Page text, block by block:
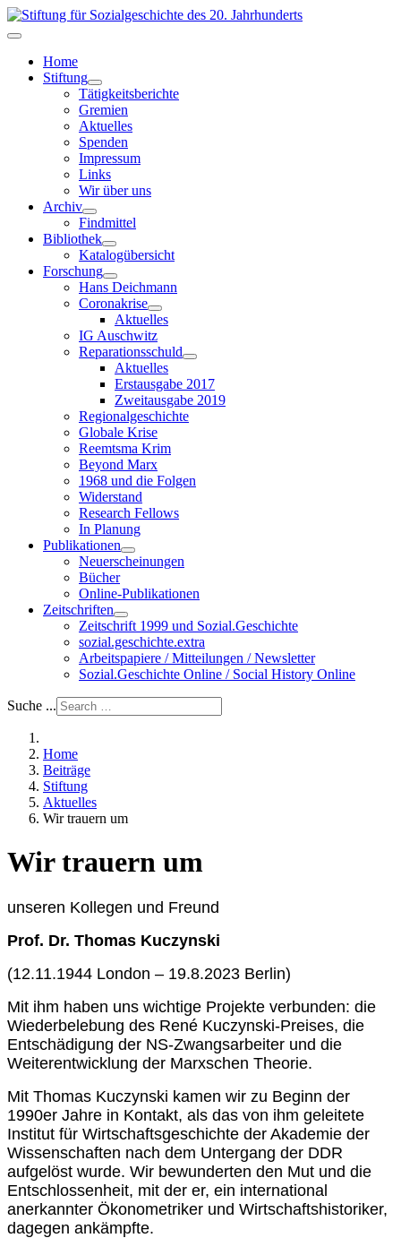
Home
Stiftung
Tätigkeitsberichte
Gremien
Aktuelles
Spenden
Impressum
Links
Wir über uns
Archiv
Findmittel
Bibliothek
Katalogübersicht
Forschung
Hans Deichmann
Coronakrise
Aktuelles
IG Auschwitz
Reparationsschuld
Aktuelles
Erstausgabe 2017
Zweitausgabe 2019
Regionalgeschichte
Globale Krise
Reemtsma Krim
Beyond Marx
1968 und die Folgen
Widerstand
Research Fellows
In Planung
Publikationen
Neuerscheinungen
Bücher
Online-Publikationen
Zeitschriften
Zeitschrift 1999 und Sozial.Geschichte
sozial.geschichte.extra
Arbeitspapiere / Mitteilungen / Newsletter
Sozial.Geschichte Online / Social History Online
Suche ...
Home
Beiträge
Stiftung
Aktuelles
Wir trauern um
Wir trauern um
unseren Kollegen und Freund
Prof. Dr. Thomas Kuczynski
(12.11.1944 London – 19.8.2023 Berlin)
Mit ihm haben uns wichtige Projekte verbunden: die
Wiederbelebung des René Kuczynski-Preises, die
Entschädigung der NS-Zwangsarbeiter und die
Weiterentwicklung der Marxschen Theorie.
Mit Thomas Kuczynski kamen wir zu Beginn der
1990er Jahre in Kontakt, als das von ihm geleitete
Institut für Wirtschaftsgeschichte der Akademie der
Wissenschaften nach dem Untergang der DDR
aufgelöst wurde. Wir bewunderten den Mut und die
Entschlossenheit, mit der er, ein international
anerkannter Ökonometriker und Wirtschaftshistoriker,
dagegen ankämpfte.